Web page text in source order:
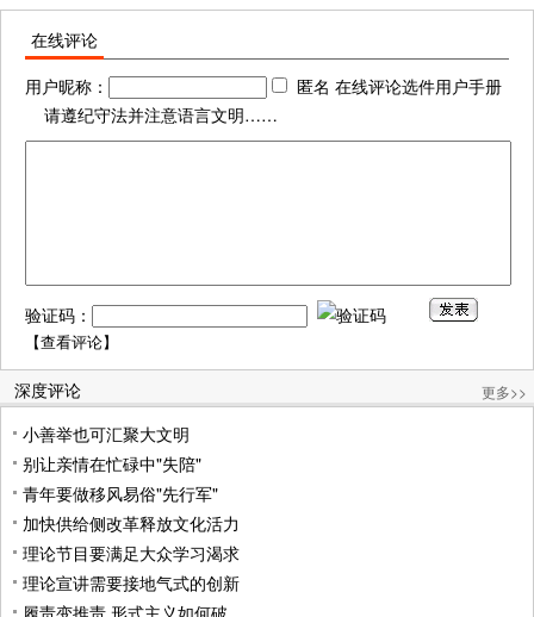
在线评论
用户昵称：
匿名 在线评论选件用户手册
请遵纪守法并注意语言文明……
验证码：
【查看评论】
深度评论 更多>>
小善举也可汇聚大文明
别让亲情在忙碌中"失陪"
青年要做移风易俗"先行军"
加快供给侧改革释放文化活力
理论节目要满足大众学习渴求
理论宣讲需要接地气式的创新
履责变推责 形式主义如何破